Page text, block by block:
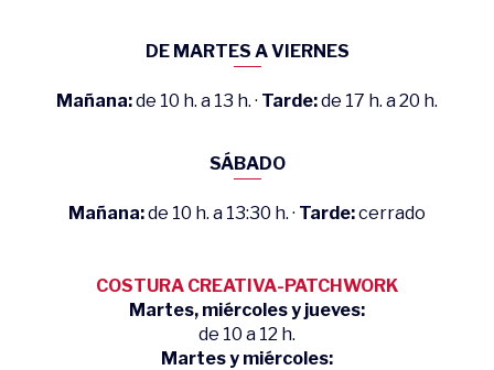
DE MARTES A VIERNES
Mañana:de 10 h. a 13 h. · Tarde:de 17 h. a 20 h.
SÁBADO
Mañana:de 10 h. a 13:30 h. · Tarde:cerrado
COSTURA CREATIVA-PATCHWORK
Martes, miércoles y jueves:
de 10 a 12 h.
Martes y miércoles: